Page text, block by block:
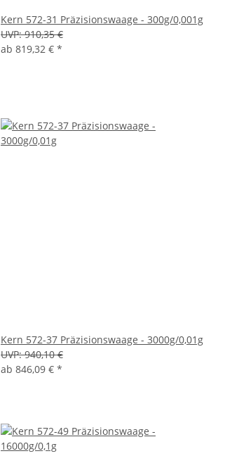
Kern 572-31 Präzisionswaage - 300g/0,001g
UVP: 910,35 €
ab 819,32 € *
Kern 572-37 Präzisionswaage - 3000g/0,01g
UVP: 940,10 €
ab 846,09 € *